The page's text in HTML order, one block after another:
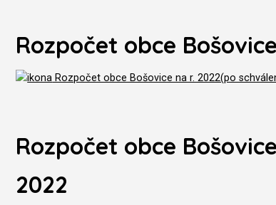
Rozpočet obce
Rozpočet obce Bošovice na r. 2022(po
Rozpočet obce
2022